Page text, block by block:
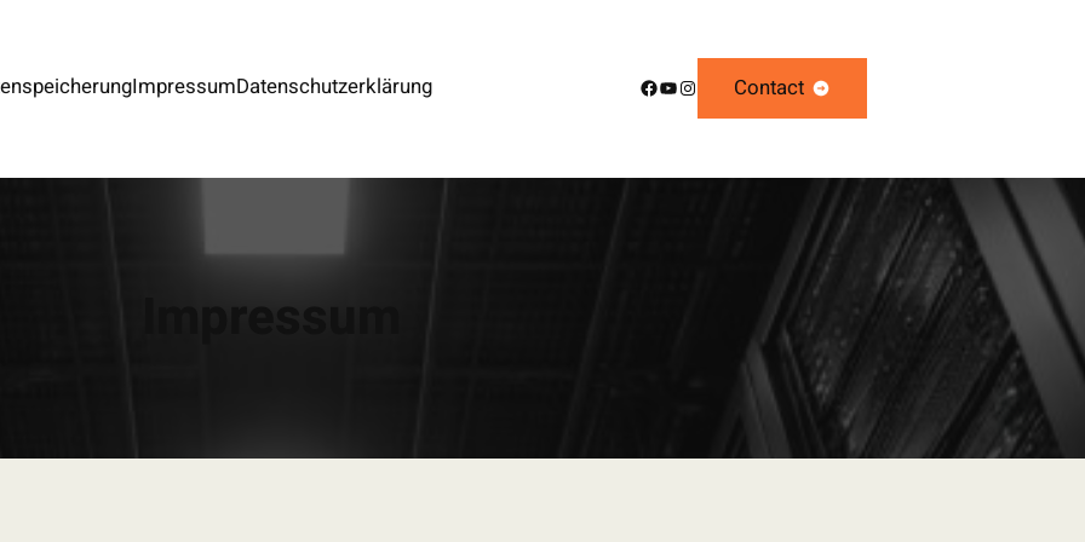
ImpressumDatenschutzerklärung Facebook
YouTube
InstagramContact
Impressum